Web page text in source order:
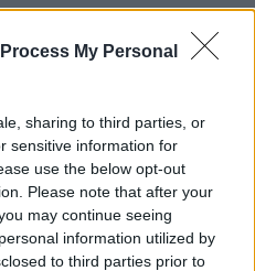
My Personal
sharing to third parties, or
sensitive information for
use the below opt-out
Please note that after your
may continue seeing
information utilized by
to third parties prior to
Main Stage